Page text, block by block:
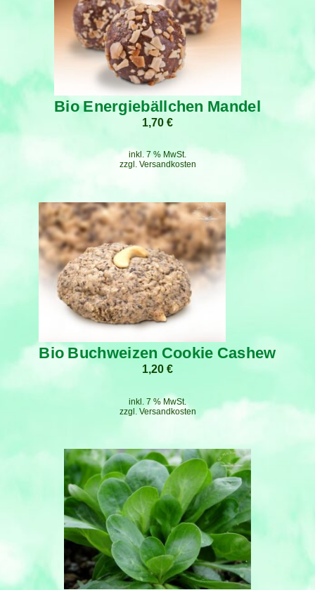
Bio Energiebällchen Mandel
1,70 €
inkl. 7 % MwSt.
zzgl. Versandkosten
Bio Buchweizen Cookie Cashew
1,20 €
inkl. 7 % MwSt.
zzgl. Versandkosten